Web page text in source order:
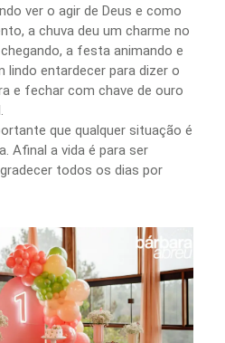
ver o agir de Deus e como
a chuva deu um charme no
a festa animando e
lindo entardecer para dizer o
e fechar com chave de ouro
que qualquer situação é
Afinal a vida é para ser
todos os dias por